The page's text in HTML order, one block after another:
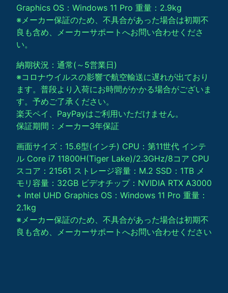
Graphics OS：Windows 11 Pro 重量：2.9kg
※メーカー保証のため、不具合があった場合は初期不
良も含め、メーカーサポートへお問い合わせくださ
い。
納期状況：通常(～5営業日)
※コロナウイルスの影響で航空輸送に遅れが出ており
ます。普段より入荷にお時間がかかる場合がございま
す。予めご了承ください。
楽天ペイ、PayPayはご利用いただけません。
保証期間：メーカー3年保証
画面サイズ：15.6型(インチ) CPU：第11世代 インテ
ル Core i7 11800H(Tiger Lake)/2.3GHz/8コア CPU
スコア：21561 ストレージ容量：M.2 SSD：1TB メ
モリ容量：32GB ビデオチップ：NVIDIA RTX A3000
+ Intel UHD Graphics OS：Windows 11 Pro 重量：
2.1kg
※メーカー保証のため、不具合があった場合は初期不
良も含め、メーカーサポートへお問い合わせください